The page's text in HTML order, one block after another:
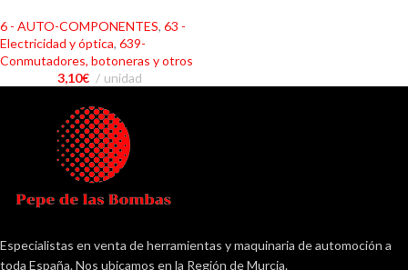
6 - AUTO-COMPONENTES, 63 -
Electricidad y óptica, 639-
Conmutadores, botoneras y otros
3,10€ unidad
Especialistas en venta de herramientas y maquinaria de automoción a
toda España. Nos ubicamos en la Región de Murcia.